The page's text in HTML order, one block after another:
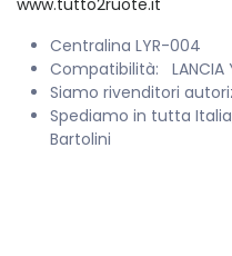
Centralina LYR-004
Compatibilità: LANCIA
Siamo rivenditori
Spediamo in tutta
Bartolini